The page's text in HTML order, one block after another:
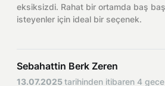
eksiksizdi. Rahat bir ortamda baş
isteyenler için ideal bir seçenek.
Sebahattin Berk Zeren
13.07.2025tarihinden itibaren 4 gece